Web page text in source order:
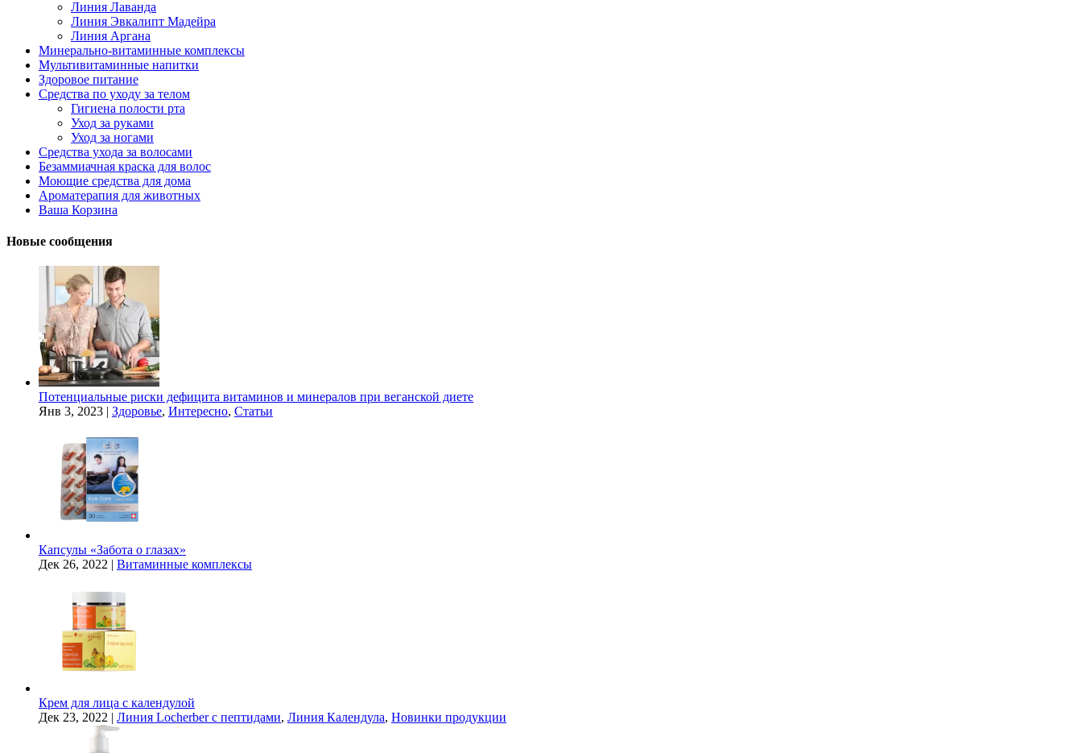
Линия Лаванда
Линия Эвкалипт Мадейра
Линия Аргана
Минерально-витаминные комплексы
Мультивитаминные напитки
Здоровое питание
Средства по уходу за телом
Гигиена полости рта
Уход за руками
Уход за ногами
Средства ухода за волосами
Безаммиачная краска для волос
Моющие средства для дома
Ароматерапия для животных
Ваша Корзина
Новые сообщения
Потенциальные риски дефицита витаминов и минералов при веганской диете
Янв 3, 2023 | Здоровье, Интересно, Статьи
Капсулы «Забота о глазах»
Дек 26, 2022 | Витаминные комплексы
Крем для лица с календулой
Дек 23, 2022 | Линия Locherber с пептидами, Линия Календула, Новинки продукции